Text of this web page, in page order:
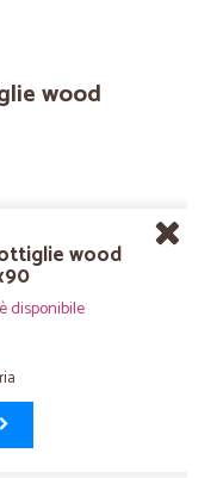
wood
wood
disponibile